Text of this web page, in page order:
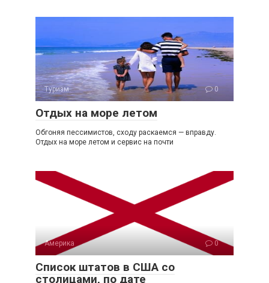
Туризм 0
Отдых на море летом
Обгоняя пессимистов, сходу раскаемся — вправду.
Отдых на море летом и сервис на почти
Америка 0
Список штатов в США со
столицами, по дате